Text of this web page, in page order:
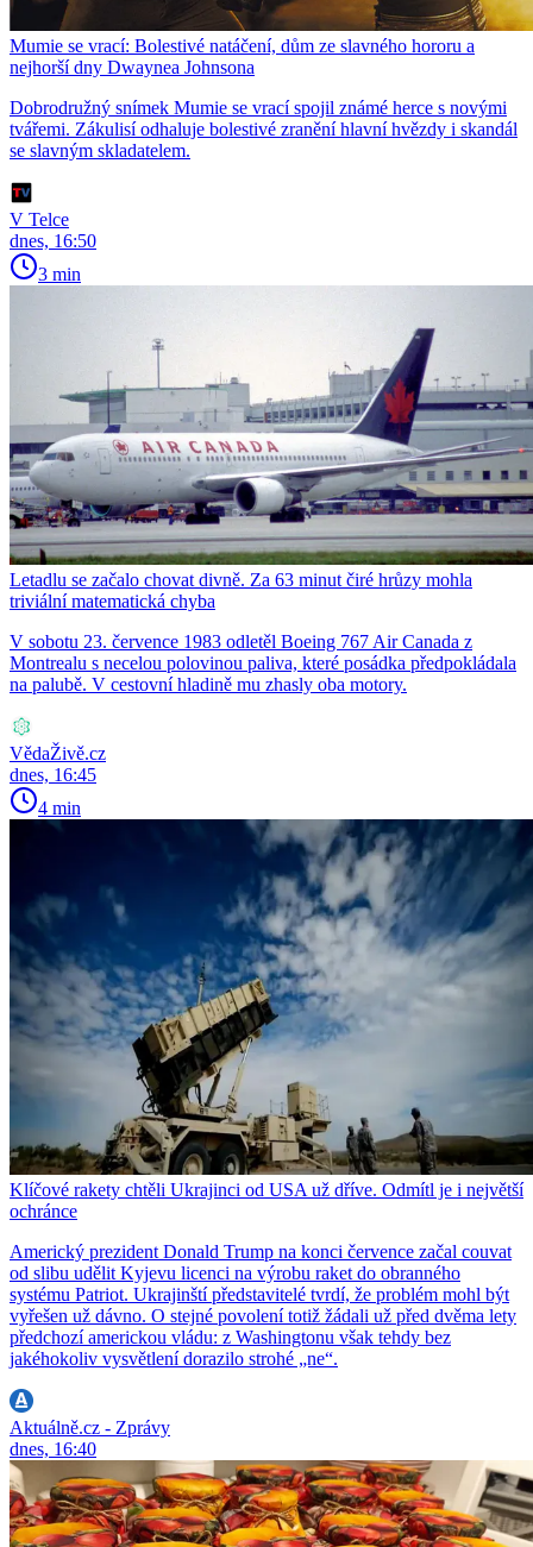
Mumie se vrací: Bolestivé natáčení, dům ze slavného hororu a
nejhorší dny Dwaynea Johnsona
Dobrodružný snímek Mumie se vrací spojil známé herce s novými
tvářemi. Zákulisí odhaluje bolestivé zranění hlavní hvězdy i skandál
se slavným skladatelem.
V Telce
dnes, 16:50
3 min
Letadlu se začalo chovat divně. Za 63 minut čiré hrůzy mohla
triviální matematická chyba
V sobotu 23. července 1983 odletěl Boeing 767 Air Canada z
Montrealu s necelou polovinou paliva, které posádka předpokládala
na palubě. V cestovní hladině mu zhasly oba motory.
VědaŽivě.cz
dnes, 16:45
4 min
Klíčové rakety chtěli Ukrajinci od USA už dříve. Odmítl je i největší
ochránce
Americký prezident Donald Trump na konci července začal couvat
od slibu udělit Kyjevu licenci na výrobu raket do obranného
systému Patriot. Ukrajinští představitelé tvrdí, že problém mohl být
vyřešen už dávno. O stejné povolení totiž žádali už před dvěma lety
předchozí americkou vládu: z Washingtonu však tehdy bez
jakéhokoliv vysvětlení dorazilo strohé „ne“.
Aktuálně.cz - Zprávy
dnes, 16:40